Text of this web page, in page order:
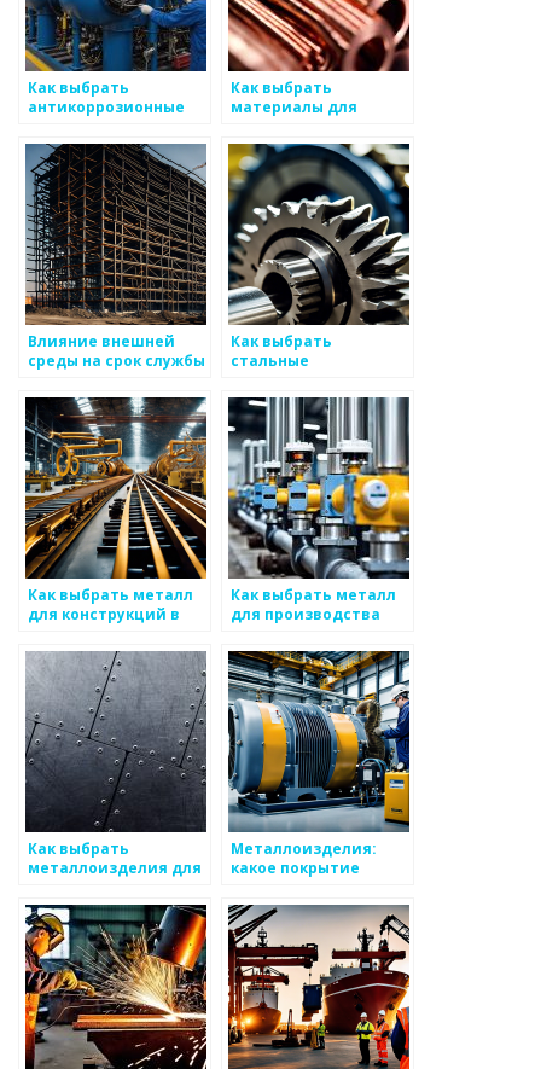
Как выбрать
антикоррозионные
для металлоизделий
Как выбрать
материалы для
использующихся в
высоких технологиях
Влияние внешней
среды на срок службы
Как выбрать
стальные
вашего проекта
Как выбрать металл
для конструкций в
Как выбрать металл
для производства
Как выбрать
металлоизделия для
теплоснабжения
Металлоизделия:
какое покрытие